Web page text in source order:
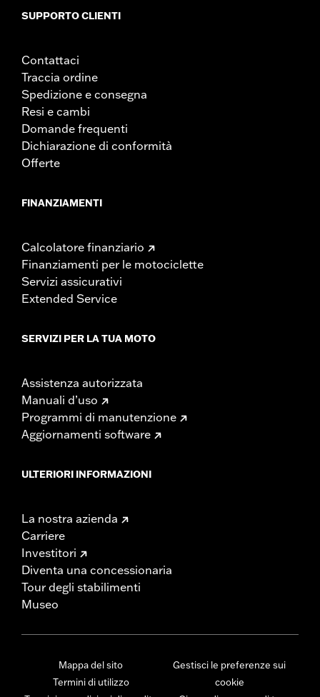
SUPPORTO CLIENTI
Contattaci
Traccia ordine
Spedizione e consegna
Resi e cambi
Domande frequenti
Dichiarazione di conformità
Offerte
FINANZIAMENTI
Calcolatore finanziario
Finanziamenti per le motociclette
Servizi assicurativi
Extended Service
SERVIZI PER LA TUA MOTO
Assistenza autorizzata
Manuali d’uso
Programmi di manutenzione
Aggiornamenti software
ULTERIORI INFORMAZIONI
La nostra azienda
Carriere
Investitori
Diventa una concessionaria
Tour degli stabilimenti
Museo
Mappa del sito
Termini di utilizzo
Gestisci le preferenze sui
cookie